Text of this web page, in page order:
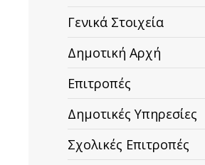
Γενικά Στοιχεία
Δημοτική Αρχή
Επιτροπές
Δημοτικές Υπηρεσίες
Σχολικές Επιτροπές